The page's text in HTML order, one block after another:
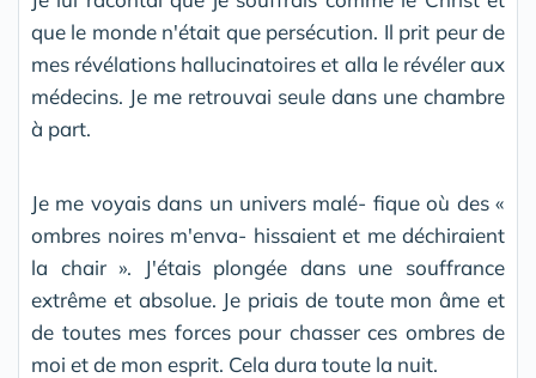
que le monde n'était que persécution. Il prit peur de
mes révélations hallucinatoires et alla le révéler aux
médecins. Je me retrouvai seule dans une chambre
à part.
Je me voyais dans un univers malé- fique où des «
ombres noires m'enva- hissaient et me déchiraient
la chair ». J'étais plongée dans une souffrance
extrême et absolue. Je priais de toute mon âme et
de toutes mes forces pour chasser ces ombres de
moi et de mon esprit. Cela dura toute la nuit.